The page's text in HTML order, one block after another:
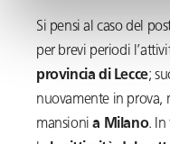
Si pensi al caso del
per brevi periodi
provincia di Lecce;
nuovamente in prova,
mansionia Milano. In